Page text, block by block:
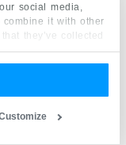
social media,
it with other
they’ve collected
vous en
HD sont